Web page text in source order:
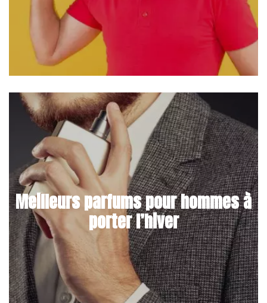
Meilleurs parfums pour hommes à
porter l’hiver